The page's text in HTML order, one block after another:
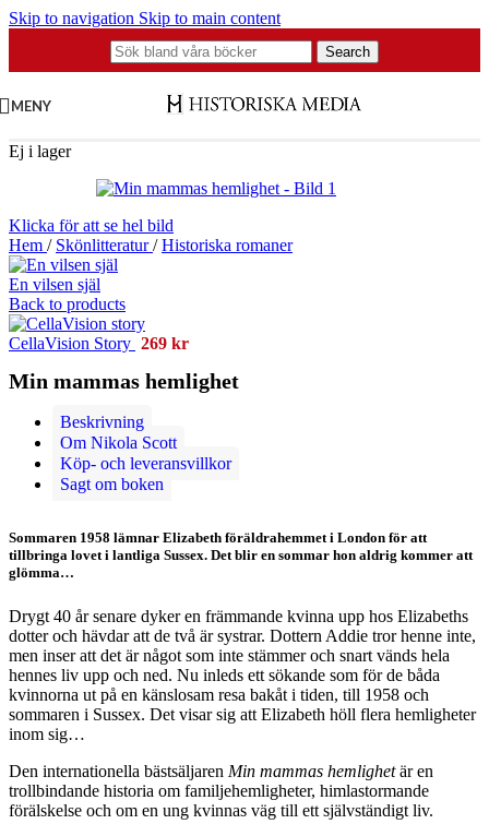
Skip to navigation Skip to main content
Search
MENY
Ej i lager
Klicka för att se hel bild
Hem / Skönlitteratur/ Historiska romaner
En vilsen själ
Back to products
CellaVision Story 269 kr
Min mammas hemlighet
Beskrivning
Om Nikola Scott
Köp- och leveransvillkor
Sagt om boken
Sommaren 1958 lämnar Elizabeth föräldrahemmet i London för att
tillbringa lovet i lantliga Sussex. Det blir en sommar hon aldrig kommer att
glömma…
Drygt 40 år senare dyker en främmande kvinna upp hos Elizabeths
dotter och hävdar att de två är systrar. Dottern Addie tror henne inte,
men inser att det är något som inte stämmer och snart vänds hela
hennes liv upp och ned. Nu inleds ett sökande som för de båda
kvinnorna ut på en känslosam resa bakåt i tiden, till 1958 och
sommaren i Sussex. Det visar sig att Elizabeth höll flera hemligheter
inom sig…
Den internationella bästsäljaren Min mammas hemlighetär en
trollbindande historia om familjehemligheter, himlastormande
förälskelse och om en ung kvinnas väg till ett självständigt liv.